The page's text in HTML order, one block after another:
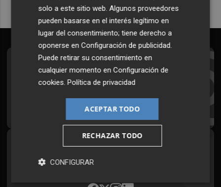
Suscríbete al Boletín
Todos los días a primera hora en tu email
¡Quiero suscribirme!
Síguenos en redes
Plaza Podcast, desde cualquier medio
solo a este sitio web. Algunos proveedores
pueden basarse en el interés legítimo en
lugar del consentimiento; tiene derecho a
oponerse enConfiguración de publicidad
Puede retirar su consentimiento en
cualquier momento enConfiguración de
cookies .Política de privacidad
ACEPTAR TODO
RECHAZAR TODO
CONFIGURAR